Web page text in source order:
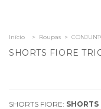
Início > Roupas >
SHORTS FIORE
SHORTS FIORE: SHORTS